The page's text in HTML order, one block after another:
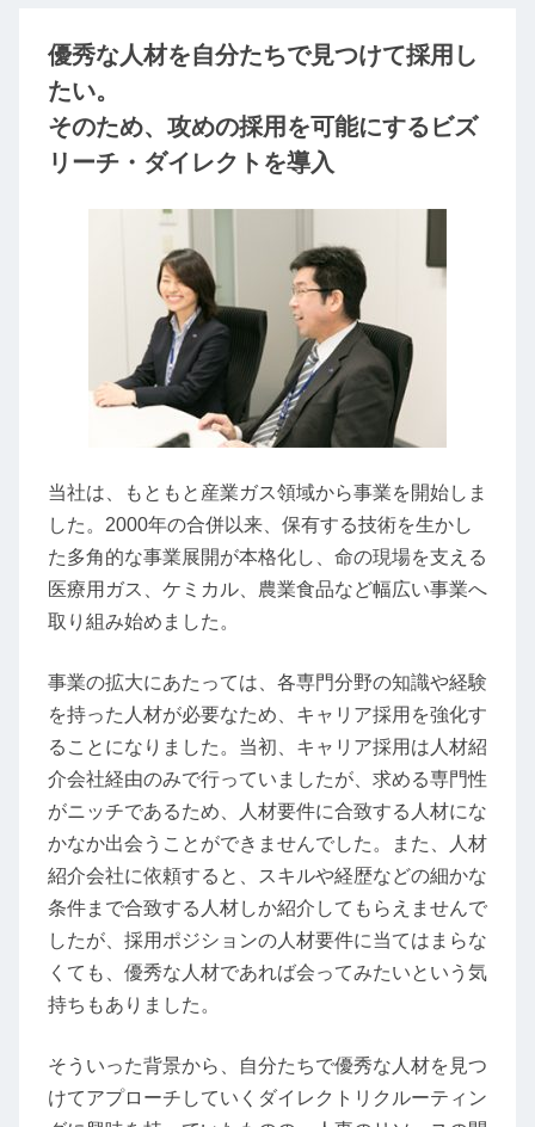
優秀な人材を自分たちで見つけて採用し
たい。
そのため、攻めの採用を可能にするビズ
リーチ・ダイレクトを導入
当社は、もともと産業ガス領域から事業を開始しま
した。2000年の合併以来、保有する技術を生かし
た多角的な事業展開が本格化し、命の現場を支える
医療用ガス、ケミカル、農業食品など幅広い事業へ
取り組み始めました。
事業の拡大にあたっては、各専門分野の知識や経験
を持った人材が必要なため、キャリア採用を強化す
ることになりました。当初、キャリア採用は人材紹
介会社経由のみで行っていましたが、求める専門性
がニッチであるため、人材要件に合致する人材にな
かなか出会うことができませんでした。また、人材
紹介会社に依頼すると、スキルや経歴などの細かな
条件まで合致する人材しか紹介してもらえませんで
したが、採用ポジションの人材要件に当てはまらな
くても、優秀な人材であれば会ってみたいという気
持ちもありました。
そういった背景から、自分たちで優秀な人材を見つ
けてアプローチしていくダイレクトリクルーティン